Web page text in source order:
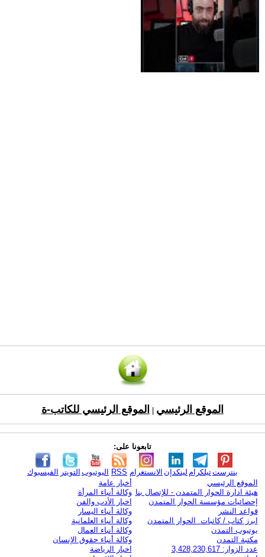
الموقع الرئيسي الموقع الرئيسي للكاتب-ة
تابعونا على:
الفيسبوك التويتر اليوتيوب RSS الانستغرام لينكدإن تيلكرامبنترست
الموقع الرئيسي
هيئة ادارة الحوار المتمدن - للإتصال بنا
إحصائيات مؤسسة الحوار المتمدن
قواعد النشر
ابرز كتاب / كاتبات الحوار المتمدن
يوتيوب التمدن
مكتبة التمدن
عدد الزوار: 3,428,230,617
أخبار عامة
وكالة أنباء المرأة
اخبار الأدب والفن
وكالة أنباء اليسار
وكالة أنباء العلمانية
وكالة أنباء العمال
وكالة أنباء حقوق الإنسان
اخبار الرياضة